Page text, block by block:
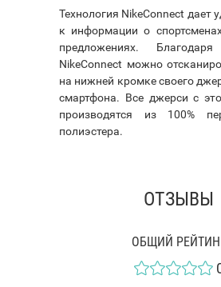
Технология NikeConnect дает
к информации о
предложениях.
NikeConnect можно
на нижней кромке своего
смартфона. Все джерси с
производятся из 100%
полиэстера.
ОТЗЫВЫ
ОБЩИЙ